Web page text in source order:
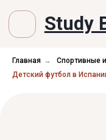
Study
Главная → Спортивные
Детский футбол в